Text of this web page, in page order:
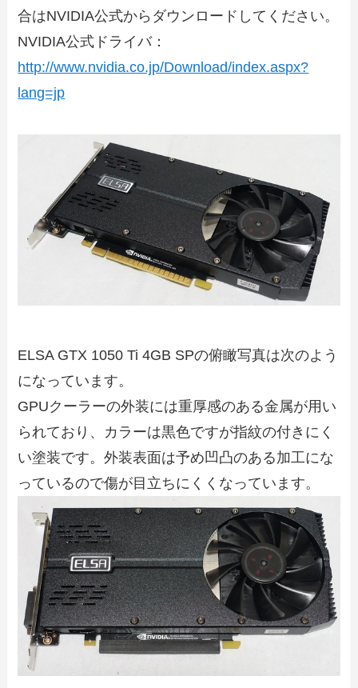
合はNVIDIA公式からダウンロードしてください。
NVIDIA公式ドライバ：
http://www.nvidia.co.jp/Download/index.aspx?
lang=jp
ELSA GTX 1050 Ti 4GB SPの俯瞰写真は次のよう
になっています。
GPUクーラーの外装には重厚感のある金属が用い
られており、カラーは黒色ですが指紋の付きにく
い塗装です。外装表面は予め凹凸のある加工にな
っているので傷が目立ちにくくなっています。